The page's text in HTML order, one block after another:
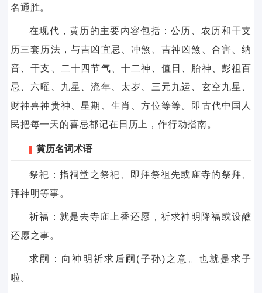
名通胜。
在现代，黄历的主要内容包括：公历、农历和干支
历三套历法，与吉凶宜忌、冲煞、吉神凶煞、合害、纳
音、干支、二十四节气、十二神、值日、胎神、彭祖百
忌、六曜、九星、流年、太岁、三元九运、玄空九星、
财神喜神贵神、星期、生肖、方位等等。即古代中国人
民把每一天的喜忌都记在日历上，作行动指南。
黄历名词术语
祭祀：指祠堂之祭祀、即拜祭祖先或庙寺的祭拜、
拜神明等事。
祈福：就是去寺庙上香还愿，祈求神明降福或设醮
还愿之事。
求嗣：向神明祈求后嗣(子孙)之意。也就是求子
啦。